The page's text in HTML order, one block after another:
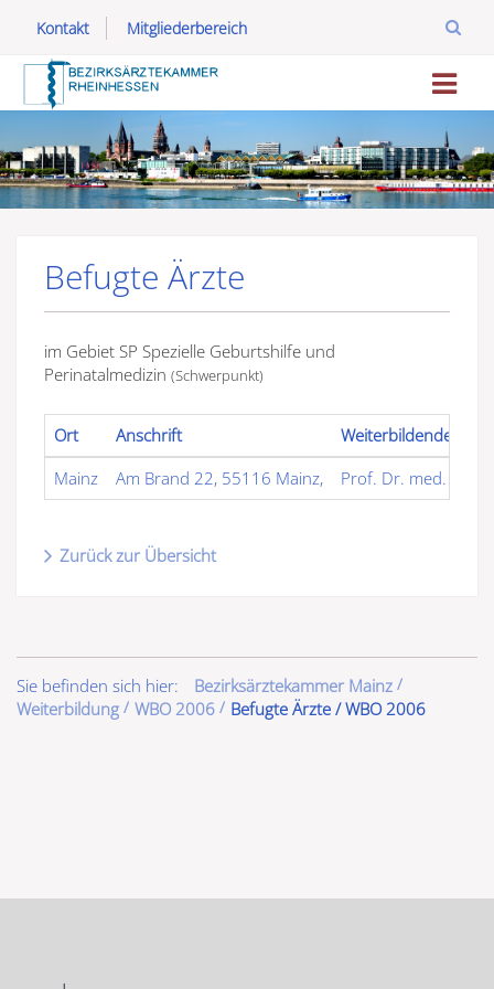
Kontakt Mitgliederbereich
Befugte Ärzte
im Gebiet SP Spezielle Geburtshilfe und
Perinatalmedizin (Schwerpunkt)
Ort Anschrift
Weiterbildender
Mainz
Am Brand 22, 55116 Mainz, Prof. Dr. med.
Zurück zur Übersicht
Sie befinden sich hier:
Bezirksärztekammer Mainz
Weiterbildung
WBO 2006 Befugte Ärzte / WBO 2006